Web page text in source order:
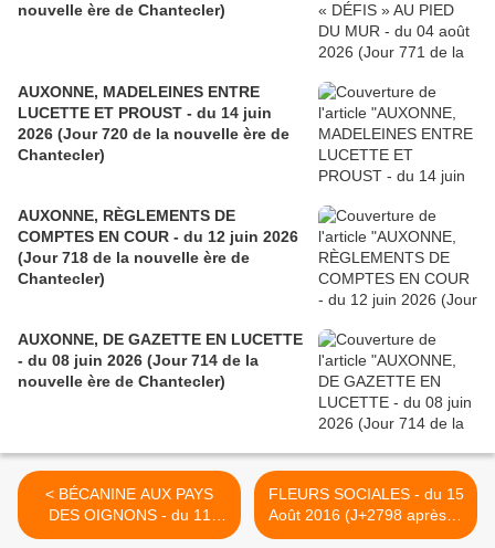
nouvelle ère de Chantecler)
AUXONNE, MADELEINES ENTRE
LUCETTE ET PROUST - du 14 juin
2026 (Jour 720 de la nouvelle ère de
Chantecler)
AUXONNE, RÈGLEMENTS DE
COMPTES EN COUR - du 12 juin 2026
(Jour 718 de la nouvelle ère de
Chantecler)
AUXONNE, DE GAZETTE EN LUCETTE
- du 08 juin 2026 (Jour 714 de la
nouvelle ère de Chantecler)
< BÉCANINE AUX PAYS
DES OIGNONS - du 11
Août 2016 (J+2794 après le
FLEURS SOCIALES - du 15
Août 2016 (J+2798 après le
vote négatif fondateur) >